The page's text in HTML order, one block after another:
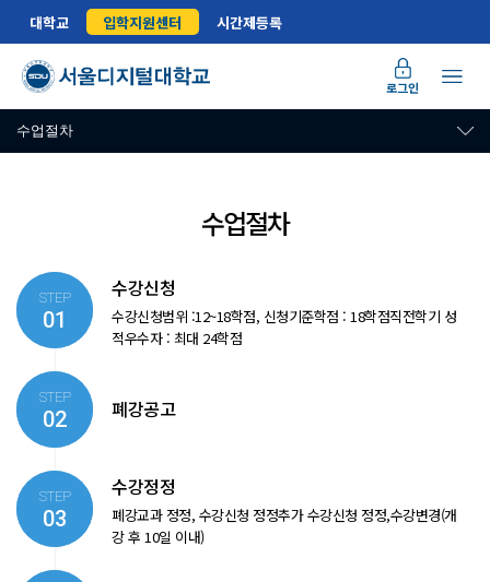
대학교 입학지원센터 시간제등록
로그인
수업절차
수업절차
수업절차 안내
STEP
01
수강신청
수강신청범위 :12~18학점, 신청기준학점 : 18학점직전학기 성
적우수자 : 최대 24학점
STEP
02 폐강공고
STEP
03
수강정정
폐강교과 정정, 수강신청 정정추가 수강신청 정정,수강변경(개
강 후 10일 이내)